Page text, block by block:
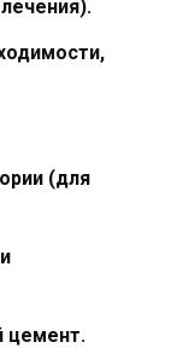
(для
цемент.